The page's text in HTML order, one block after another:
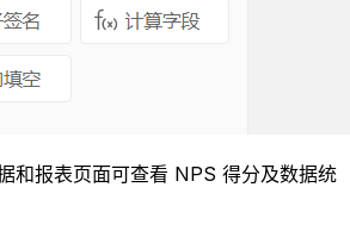
和报表页面可查看 NPS 得分及数据统